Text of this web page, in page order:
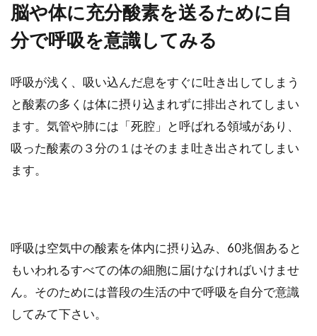
脳や体に充分酸素を送るために自
分で呼吸を意識してみる
呼吸が浅く、吸い込んだ息をすぐに吐き出してしまう
と酸素の多くは体に摂り込まれずに排出されてしまい
ます。気管や肺には「死腔」と呼ばれる領域があり、
吸った酸素の３分の１はそのまま吐き出されてしまい
ます。
呼吸は空気中の酸素を体内に摂り込み、60兆個あると
もいわれるすべての体の細胞に届けなければいけませ
ん。そのためには普段の生活の中で呼吸を自分で意識
してみて下さい。